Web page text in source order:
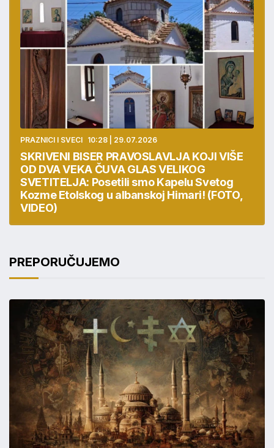
PRAZNICI I SVECI 10:28 | 29.07.2026
SKRIVENI BISER PRAVOSLAVLJA KOJI VIŠE
OD DVA VEKA ČUVA GLAS VELIKOG
SVETITELJA: Posetili smo Kapelu Svetog
Kozme Etolskog u albanskoj Himari! (FOTO,
VIDEO)
PREPORUČUJEMO